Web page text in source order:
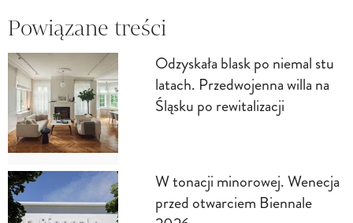
Powiązane treści
Odzyskała blask po niemal stu
latach. Przedwojenna willa na
Śląsku po rewitalizacji
W tonacji minorowej. Wenecja
przed otwarciem Biennale